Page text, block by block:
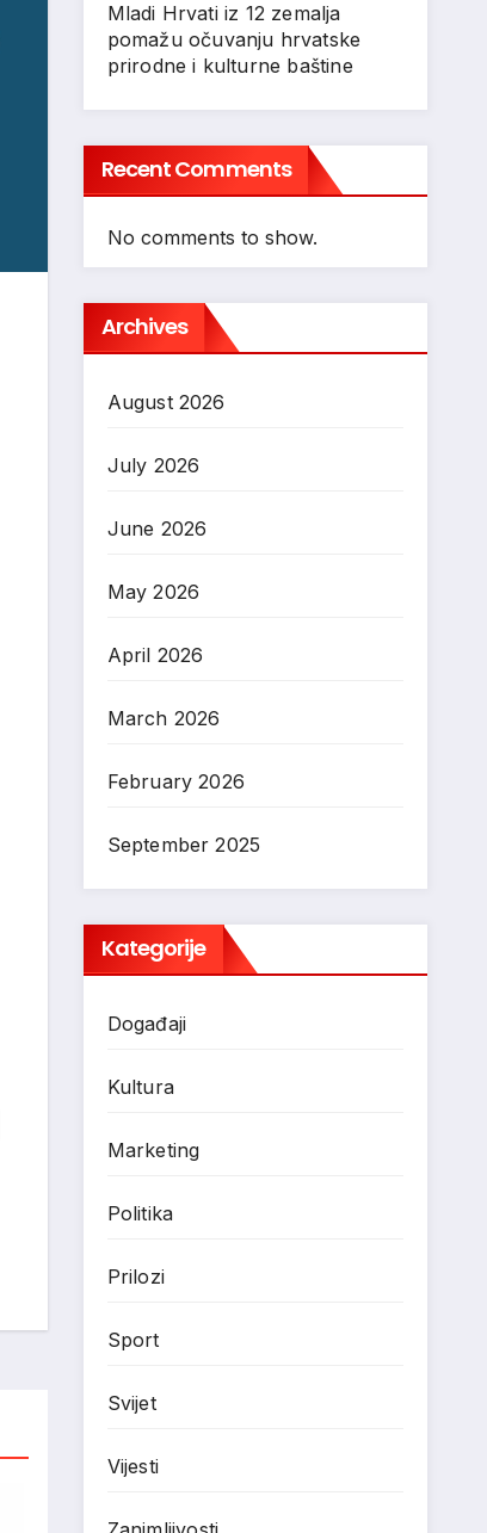
Mladi Hrvati iz 12 zemalja
pomažu očuvanju hrvatske
prirodne i kulturne baštine
Recent Comments
No comments to show.
Archives
August 2026
July 2026
June 2026
May 2026
April 2026
March 2026
February 2026
September 2025
Kategorije
Događaji
Kultura
Marketing
Politika
Prilozi
Sport
Svijet
Vijesti